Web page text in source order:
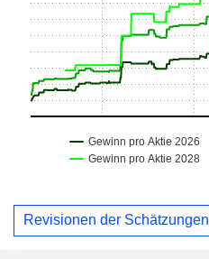
Revisionen der Schätzungen